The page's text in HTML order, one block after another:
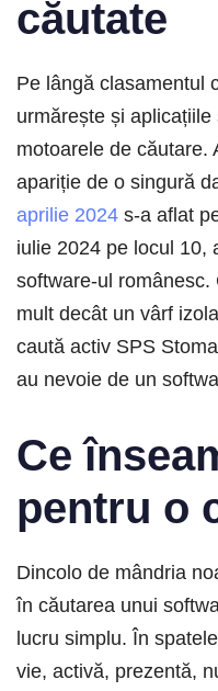
căutate
Pe lângă clasamentul
urmărește și
motoarele de căutare.
apariție de o singură
aprilie 2024 s-a aflat
iulie 2024 pe locul 10,
software-ul românesc.
mult decât un vârf
caută activ SPS
au nevoie de un
Ce
pentru o
Dincolo de mândria
în căutarea unui
lucru simplu. În
vie, activă, prezentă,